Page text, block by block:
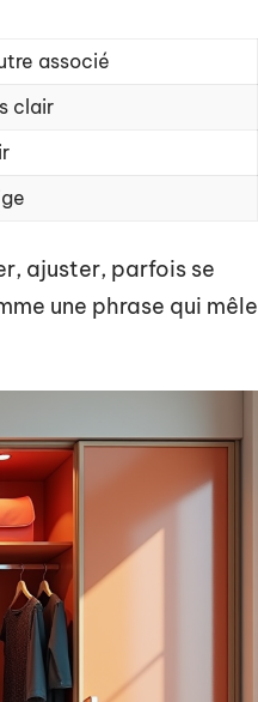
associé
clair
ajuster, parfois se
une phrase qui mêle